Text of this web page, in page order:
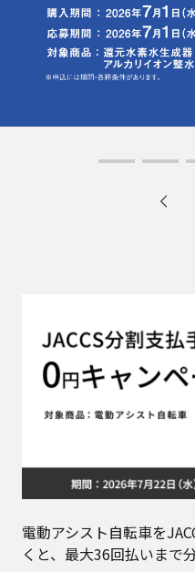
電動アシスト自転車を
くと、最大36回払いまで